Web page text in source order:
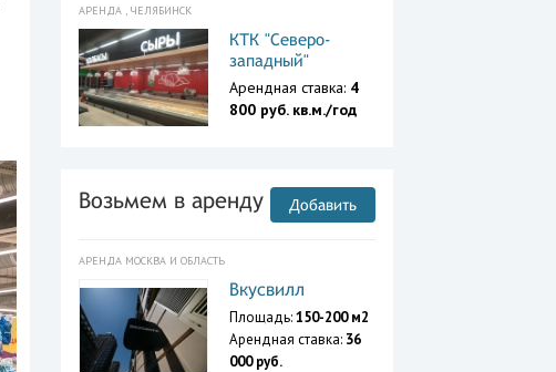
АРЕНДА , ЧЕЛЯБИНСК
КТК "Северо-
западный"
Арендная ставка: 4
800 руб. кв.м./год
Возьмем в аренду Добавить
АРЕНДА МОСКВА И ОБЛАСТЬ
Вкусвилл
Площадь:150-200 м2
Арендная ставка: 36
000 руб.